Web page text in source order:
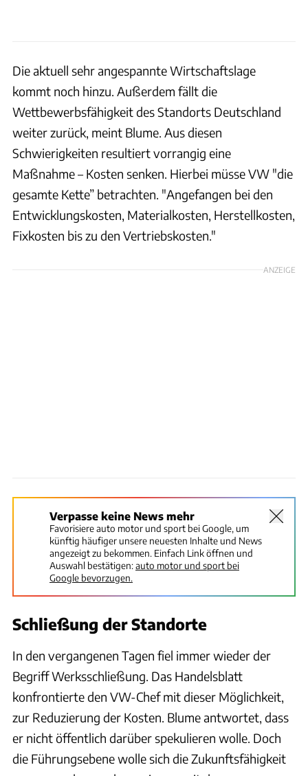
Die aktuell sehr angespannte Wirtschaftslage
kommt noch hinzu. Außerdem fällt die
Wettbewerbsfähigkeit des Standorts Deutschland
weiter zurück, meint Blume. Aus diesen
Schwierigkeiten resultiert vorrangig eine
Maßnahme – Kosten senken. Hierbei müsse VW "die
gesamte Kette” betrachten. "Angefangen bei den
Entwicklungskosten, Materialkosten, Herstellkosten,
Fixkosten bis zu den Vertriebskosten."
ANZEIGE
Verpasse keine News mehr
Favorisiere auto motor und sport bei Google, um
künftig häufiger unsere neuesten Inhalte und News
angezeigt zu bekommen. Einfach Link öffnen und
Auswahl bestätigen:auto motor und sport bei
Google bevorzugen.
Schließung der Standorte
In den vergangenen Tagen fiel immer wieder der
Begriff Werksschließung. Das Handelsblatt
konfrontierte den VW-Chef mit dieser Möglichkeit,
zur Reduzierung der Kosten. Blume antwortet, dass
er nicht öffentlich darüber spekulieren wolle. Doch
die Führungsebene wolle sich die Zukunftsfähigkeit